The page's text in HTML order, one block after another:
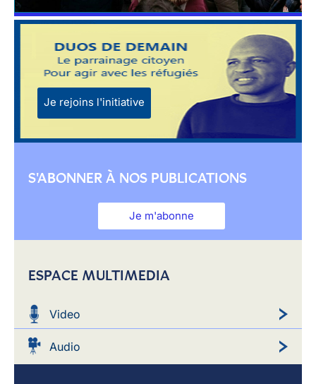
Je rejoins l'initiative
S'ABONNER À NOS PUBLICATIONS
Je m'abonne
ESPACE MULTIMEDIA
Video
Audio